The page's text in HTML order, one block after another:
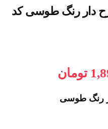
دار رنگ طوسی کد
تومان
رنگ طوسی